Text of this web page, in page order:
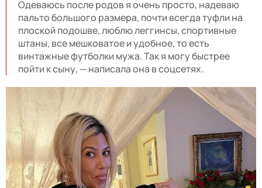
Одеваюсь после родов я очень просто, надеваю
пальто большого размера, почти всегда туфли на
плоской подошве, люблю леггинсы, спортивные
штаны, все мешковатое и удобное, то есть
винтажные футболки мужа. Так я могу быстрее
пойти к сыну, — написала она в соцсетях.